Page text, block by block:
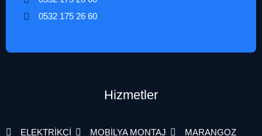
0532 175 26 60
Hizmetler
ELEKTRİKÇİ MOBİLYA MONTAJ
MARANGOZ